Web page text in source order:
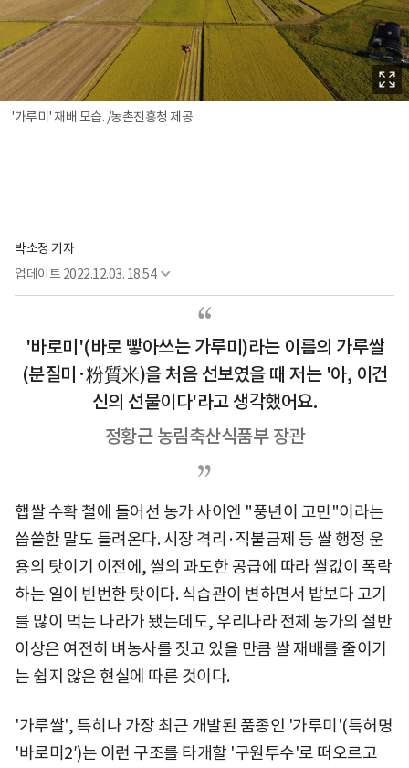
'가루미' 재배 모습. /농촌진흥청 제공
박소정 기자
업데이트 2022.12.03. 18:54
'바로미'(바로 빻아쓰는 가루미)라는 이름의 가루쌀
(분질미·粉質米)을 처음 선보였을 때 저는 '아, 이건
신의 선물이다'라고 생각했어요.
정황근 농림축산식품부 장관
햅쌀 수확 철에 들어선 농가 사이엔 "풍년이 고민"이라는
씁쓸한 말도 들려온다. 시장 격리·직불금제 등 쌀 행정 운
용의 탓이기 이전에, 쌀의 과도한 공급에 따라 쌀값이 폭락
하는 일이 빈번한 탓이다. 식습관이 변하면서 밥보다 고기
를 많이 먹는 나라가 됐는데도, 우리나라 전체 농가의 절반
이상은 여전히 벼농사를 짓고 있을 만큼 쌀 재배를 줄이기
는 쉽지 않은 현실에 따른 것이다.
'가루쌀', 특히나 가장 최근 개발된 품종인 '가루미'(특허명
'바로미2′)는 이런 구조를 타개할 '구원투수'로 떠오르고